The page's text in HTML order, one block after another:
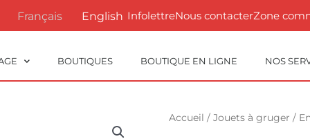
Français English InfolettreNous contacterZone
BOUTIQUES BOUTIQUE EN LIGNE NOS
Accueil / Jouets à gruger /